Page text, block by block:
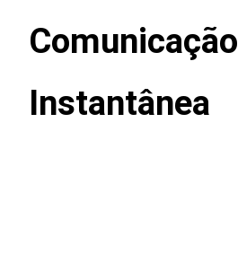
Comunicação
Instantânea